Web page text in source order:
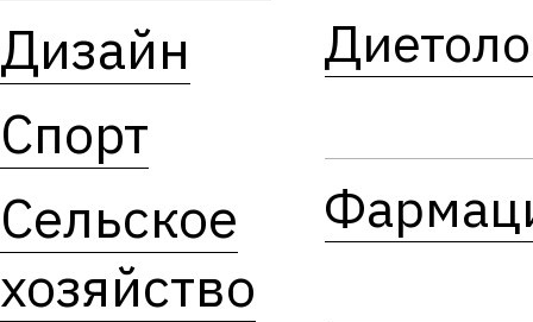
Дизайн
Спорт
Сельское
хозяйство